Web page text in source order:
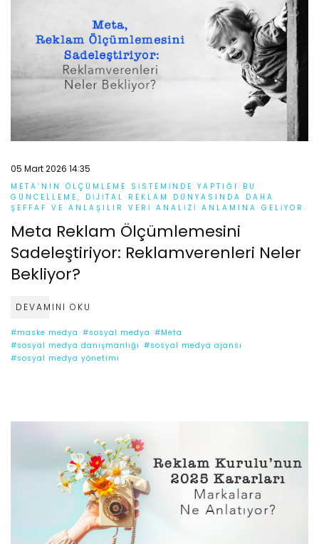
05 Mart 2026 14:35
META’NIN ÖLÇÜMLEME SISTEMINDE YAPTIĞI BU
GÜNCELLEME, DIJITAL REKLAM DÜNYASINDA DAHA
ŞEFFAF VE ANLAŞILIR VERI ANALIZI ANLAMINA GELIYOR.
Meta Reklam Ölçümlemesini
Sadeleştiriyor: Reklamverenleri Neler
Bekliyor?
DEVAMINI OKU
#maske medya #sosyal medya #Meta
#sosyal medya danışmanlığı #sosyal medya ajansı
#sosyal medya yönetimi